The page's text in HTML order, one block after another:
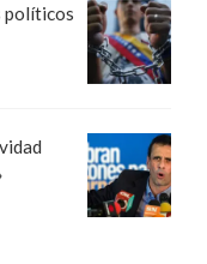
políticos